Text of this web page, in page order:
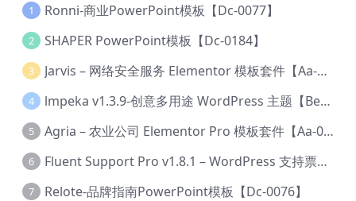
1 Ronni-商业PowerPoint模板【Dc-0077】
2 SHAPER PowerPoint模板【Dc-0184】
3 Jarvis – 网络安全服务 Elementor 模板套件【Aa-0035】
4 lmpeka v1.3.9-创意多用途 WordPress 主题【Be-0064】
5 Agria – 农业公司 Elementor Pro 模板套件【Aa-0003】
6 Fluent Support Pro v1.8.1 – WordPress 支持票务系统【Cc-0041】
7 Relote-品牌指南PowerPoint模板【Dc-0076】